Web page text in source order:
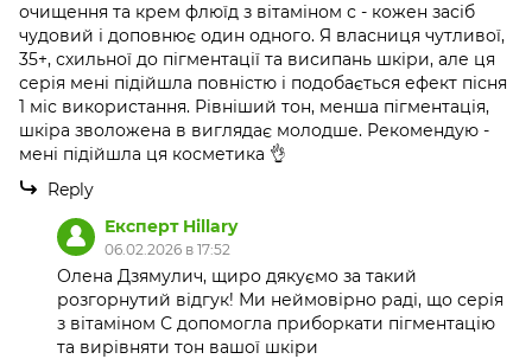
очищення та крем флюїд з вітаміном с - кожен засіб
чудовий і доповнює один одного. Я власниця чутливої,
35+, схильної до пігментації та висипань шкіри, але ця
серія мені підійшла повністю і подобається ефект пісня
1 міс використання. Рівніший тон, менша пігментація,
шкіра зволожена в виглядає молодше. Рекомендую -
мені підійшла ця косметика 👌
Reply
Експерт Hillary
06.02.2026 в 17:52
Олена Дзямулич, щиро дякуємо за такий
розгорнутий відгук! Ми неймовірно раді, що серія
з вітаміном С допомогла приборкати пігментацію
та вирівняти тон вашої шкіри